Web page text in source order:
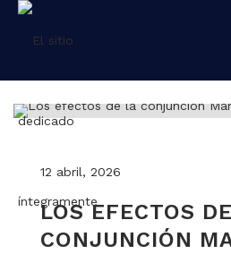
12 abril, 2026
LOS EFECTOS
CONJUNCIÓN